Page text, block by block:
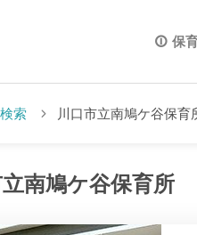
保
索 川口市立南鳩ケ谷保育
立南鳩ケ谷保育所